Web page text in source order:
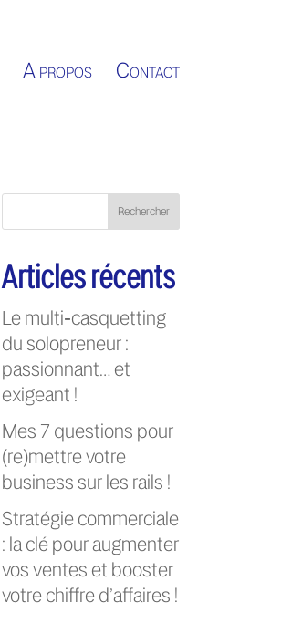
A propos Contact
Rechercher
Articles récents
Le multi‑casquetting
du solopreneur :
passionnant… et
exigeant !
Mes 7 questions pour
(re)mettre votre
business sur les rails !
Stratégie commerciale
: la clé pour augmenter
vos ventes et booster
votre chiffre d’affaires !